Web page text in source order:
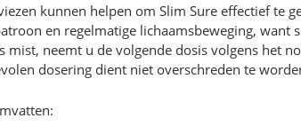
kunnen helpen om Slim Sure effectief te
en regelmatige lichaamsbeweging,
mist, neemt u de volgende dosis volgens het
dosering dient niet overschreden te